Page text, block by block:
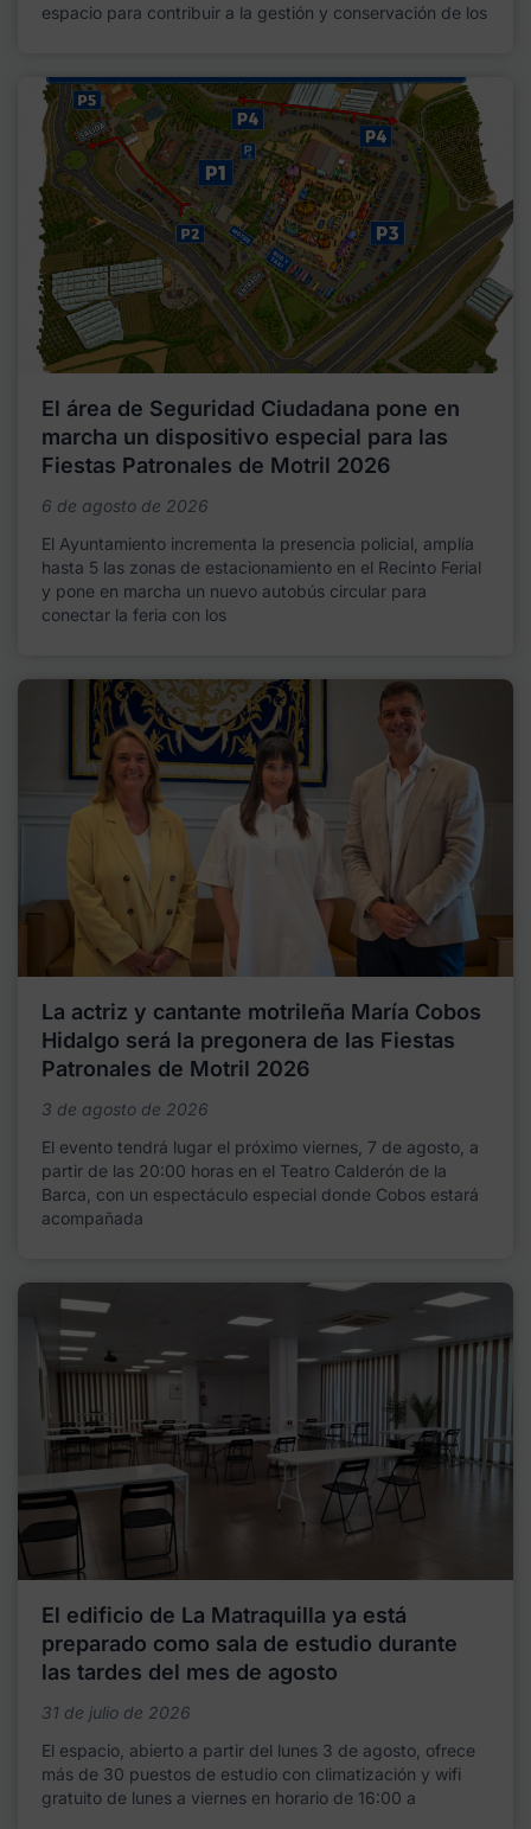
espacio para contribuir a la gestión y conservación de los
El área de Seguridad Ciudadana pone en
marcha un dispositivo especial para las
Fiestas Patronales de Motril 2026
6 de agosto de 2026
El Ayuntamiento incrementa la presencia policial, amplía
hasta 5 las zonas de estacionamiento en el Recinto Ferial
y pone en marcha un nuevo autobús circular para
conectar la feria con los
La actriz y cantante motrileña María Cobos
Hidalgo será la pregonera de las Fiestas
Patronales de Motril 2026
3 de agosto de 2026
El evento tendrá lugar el próximo viernes, 7 de agosto, a
partir de las 20:00 horas en el Teatro Calderón de la
Barca, con un espectáculo especial donde Cobos estará
acompañada
El edificio de La Matraquilla ya está
preparado como sala de estudio durante
las tardes del mes de agosto
31 de julio de 2026
El espacio, abierto a partir del lunes 3 de agosto, ofrece
más de 30 puestos de estudio con climatización y wifi
gratuito de lunes a viernes en horario de 16:00 a